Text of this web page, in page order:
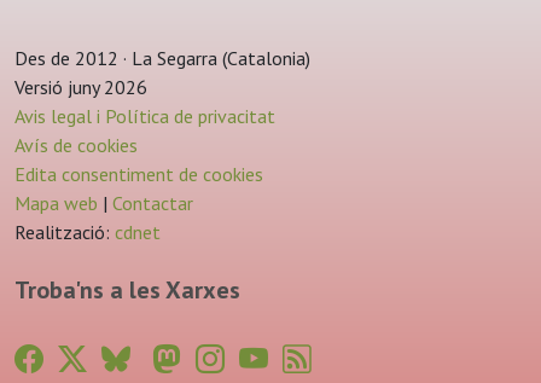
Des de 2012 · La Segarra (Catalonia)
Versió juny 2026
Avis legal i Política de privacitat
Avís de cookies
Edita consentiment de cookies
Mapa web | Contactar
Realització: cdnet
Troba'ns a les Xarxes